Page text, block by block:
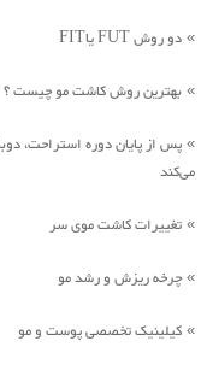
» دو روش FUT یاFIT
» بهترین روش کاشت مو چیست ؟
» پس از پایان دوره استراحت،
می‌کند
» تغییرات کاشت موی سر
» چرخه ریزش و رشد مو
» کیلینیک تخصصی پوست و مو